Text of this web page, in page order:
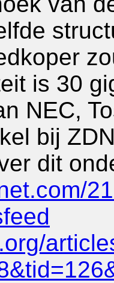
is 30
NEC,
bij
dit